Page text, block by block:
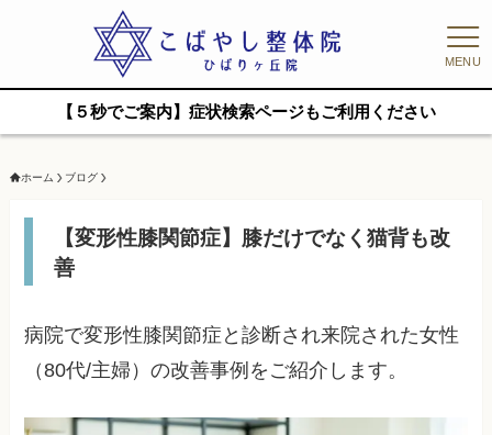
MENU
【５秒でご案内】症状検索ページもご利用ください
ホーム ブログ
【変形性膝関節症】膝だけでなく猫背も改
善
病院で変形性膝関節症と診断され来院された女性
（80代/主婦）の改善事例をご紹介します。